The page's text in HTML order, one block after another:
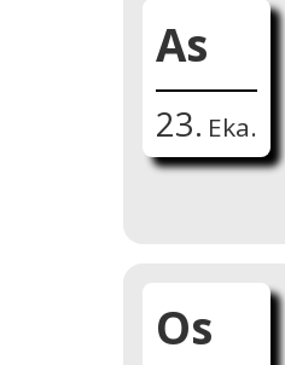
As
23. Eka.
Os